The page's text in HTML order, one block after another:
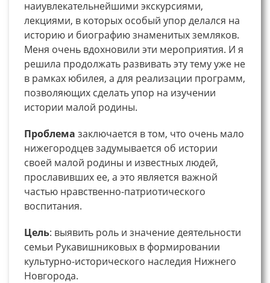
наиувлекательнейшими экскурсиями,
лекциями, в которых особый упор делался на
историю и биографию знаменитых земляков.
Меня очень вдохновили эти мероприятия. И я
решила продолжать развивать эту тему уже не
в рамках юбилея, а для реализации программ,
позволяющих сделать упор на изучении
истории малой родины.
Проблема заключается в том, что очень мало
нижегородцев задумывается об истории
своей малой родины и известных людей,
прославивших ее, а это является важной
частью нравственно-патриотического
воспитания.
Цель: выявить роль и значение деятельности
семьи Рукавишниковых в формировании
культурно-исторического наследия Нижнего
Новгорода.